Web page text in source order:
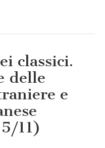
classici.
delle
e
11)